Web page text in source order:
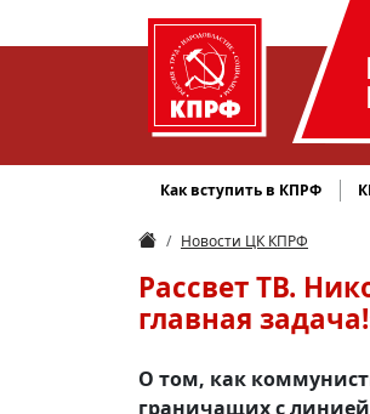
Как вступить в КПРФ
Новости ЦК КПРФ
Рассвет ТВ.
главная
О том, как
граничащих с линией